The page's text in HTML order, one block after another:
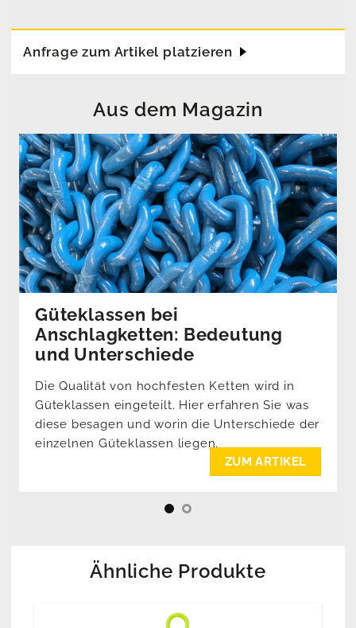
Anfrage zum Artikel platzieren
Aus dem Magazin
Güteklassen bei
Anschlagketten: Bedeutung
und Unterschiede
Die Qualität von hochfesten Ketten wird in
Güteklassen eingeteilt. Hier erfahren Sie was
diese besagen und worin die Unterschiede der
einzelnen Güteklassen liegen.
ZUM ARTIKEL
Ähnliche Produkte